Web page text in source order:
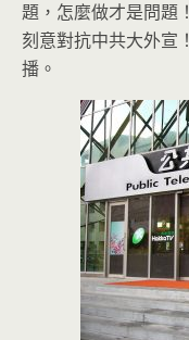
題，怎麼做才是問題
刻意對抗中共大外宣
播。